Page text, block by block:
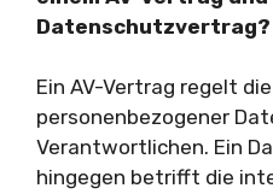
Datenschutzvertrag?
Ein AV-Vertrag regelt
personenbezogener
Verantwortlichen. Ein
hingegen betrifft die